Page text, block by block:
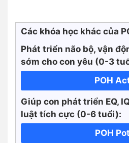
Các khóa học khác của
Phát triển não bộ, vận
sớm cho con yêu (0-3
POH
Giúp con phát triển EQ,
luật tích cực (0-6 tuổi):
POH